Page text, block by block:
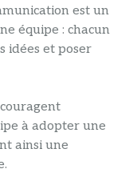
est un
équipe : chacun
idées et poser
à adopter une
ainsi une